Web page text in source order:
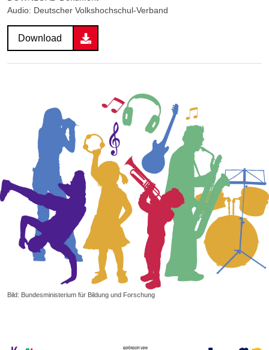
Audio: Deutscher Volkshochschul-Verband
Download
Bild: Bundesministerium für Bildung und Forschung